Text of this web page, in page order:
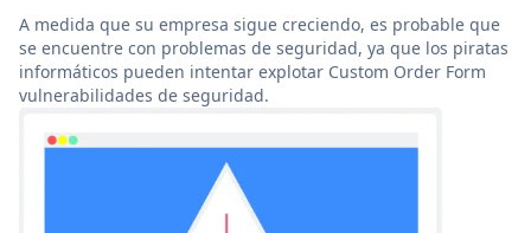
A medida que su empresa sigue creciendo, es probable que
se encuentre con problemas de seguridad, ya que los piratas
informáticos pueden intentar explotar Custom Order Form
vulnerabilidades de seguridad.